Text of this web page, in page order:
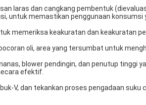
laras dan cangkang pembentuk
untuk memastikan penggunaan konsumsi
memeriksa keakuratan dan keakuratan
oli, area yang tersumbat untuk
blower pendingin, dan penutup tinggi
efektif.
V, dan tekankan proses pengadaan suku